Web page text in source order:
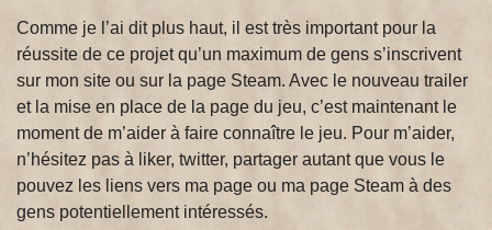
Comme je l’ai dit plus haut, il est très important pour la
réussite de ce projet qu’un maximum de gens s’inscrivent
sur mon site ou sur la page Steam. Avec le nouveau trailer
et la mise en place de la page du jeu, c’est maintenant le
moment de m’aider à faire connaître le jeu. Pour m’aider,
n’hésitez pas à liker, twitter, partager autant que vous le
pouvez les liens vers ma page ou ma page Steam à des
gens potentiellement intéressés.